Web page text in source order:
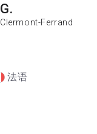
G.
Clermont-Ferrand
法语